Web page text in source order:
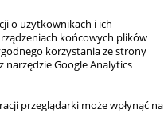
o użytkownikach i ich
końcowych plików
korzystania ze strony
narzędzie Google Analytics
przeglądarki może wpłynąć na